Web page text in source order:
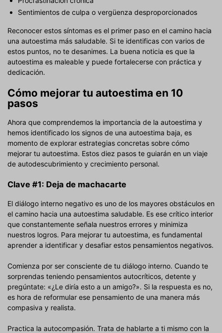
Sentimientos de culpa o vergüenza desproporcionados
Reconocer estos síntomas es el primer paso en el camino hacia
una autoestima más saludable. Si te identificas con varios de
estos puntos, no te desanimes. La buena noticia es que la
autoestima es maleable y puede fortalecerse con práctica y
dedicación.
Cómo mejorar tu autoestima en 10
pasos
Ahora que comprendemos la importancia de la autoestima y
hemos identificado los signos de una autoestima baja, es
momento de explorar estrategias concretas sobre cómo
mejorar tu autoestima. Estos diez pasos te guiarán en un viaje
de autodescubrimiento y crecimiento personal.
Clave #1: Deja de machacarte
El diálogo interno negativo es uno de los mayores obstáculos en
el camino hacia una autoestima saludable. Es ese crítico interior
que constantemente señala nuestros errores y minimiza
nuestros logros. Para mejorar tu autoestima, es fundamental
aprender a identificar y desafiar estos pensamientos negativos.
Comienza por ser consciente de tu diálogo interno. Cuando te
sorprendas teniendo pensamientos autocríticos, detente y
pregúntate: «¿Le diría esto a un amigo?». Si la respuesta es no,
es hora de reformular ese pensamiento de una manera más
compasiva y realista.
Practica la autocompasión. Trata de hablarte a ti mismo con la